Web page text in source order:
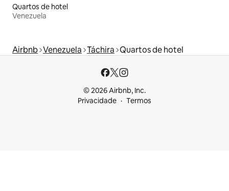
Quartos de hotel
Venezuela
Airbnb Venezuela Táchira Quartos de hotel
© 2026 Airbnb, Inc.
Privacidade
Termos